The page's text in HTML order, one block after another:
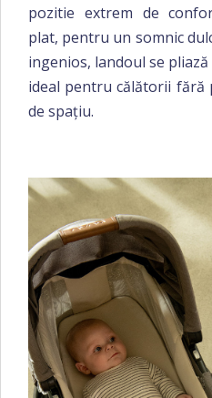
pozitie extrem de
plat, pentru un somnic
ingenios, landoul se
ideal pentru călătorii fără
de spațiu.